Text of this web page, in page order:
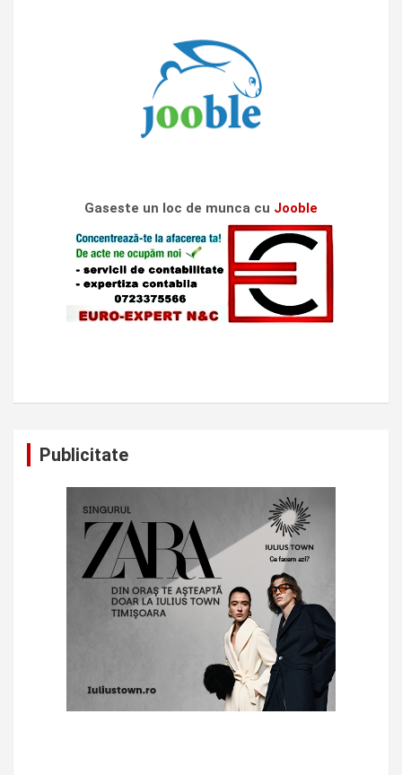
Gaseste un loc de munca cu Jooble
Publicitate